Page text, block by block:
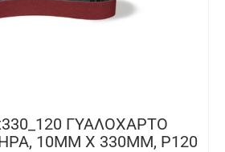
ΓΥΑΛΟΧΑΡΤΟ
10MM X 330MM, P120